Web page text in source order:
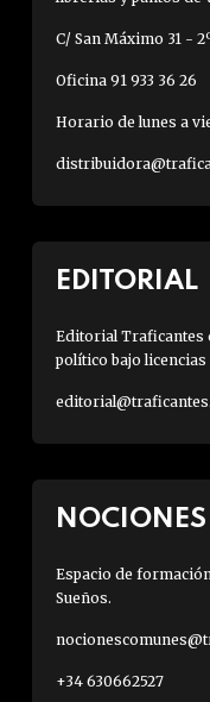
C/ San Máximo 31 -
Oficina 91 933 36 26
Horario de lunes a
EDITORIAL
Editorial Traficantes
político bajo
Espacio de
Sueños.
+34 630662527